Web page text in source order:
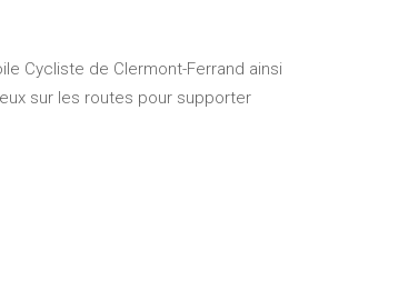
Cycliste de Clermont-Ferrand ainsi
sur les routes pour supporter